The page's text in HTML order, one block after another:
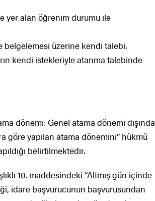
yer alan öğrenim durumu ile
belgelemesi üzerine kendi talebi.
kendi istekleriyle atanma talebinde
dönemi: Genel atama dönemi dışında
göre yapılan atama dönemini” hükmü
belirtilmektedir.
10. maddesindeki “Altmış gün içinde
idare başvurucunun başvurusundan